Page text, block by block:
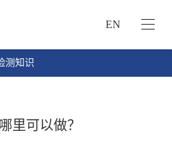
EN
测知识
里可以做？